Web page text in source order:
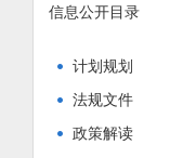
信息公开目录
计划规划
法规文件
政策解读